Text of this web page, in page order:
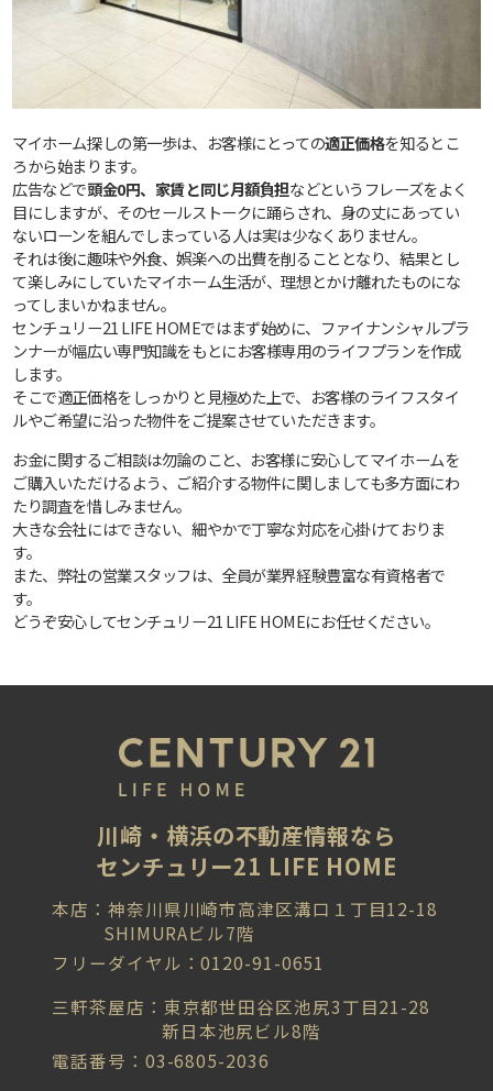
マイホーム探しの第一歩は、お客様にとっての適正価格を知るとこ
ろから始まります。
広告などで頭金0円、家賃と同じ月額負担などというフレーズをよく
目にしますが、そのセールストークに踊らされ、身の丈にあってい
ないローンを組んでしまっている人は実は少なくありません。
それは後に趣味や外食、娯楽への出費を削ることとなり、結果とし
て楽しみにしていたマイホーム生活が、理想とかけ離れたものにな
ってしまいかねません。
センチュリー21 LIFE HOMEではまず始めに、ファイナンシャルプラ
ンナーが幅広い専門知識をもとにお客様専用のライフプランを作成
します。
そこで適正価格をしっかりと見極めた上で、お客様のライフスタイ
ルやご希望に沿った物件をご提案させていただきます。
お金に関するご相談は勿論のこと、お客様に安心してマイホームを
ご購入いただけるよう、ご紹介する物件に関しましても多方面にわ
たり調査を惜しみません。
大きな会社にはできない、細やかで丁寧な対応を心掛けておりま
す。
また、弊社の営業スタッフは、全員が業界経験豊富な有資格者で
す。
どうぞ安心してセンチュリー21 LIFE HOMEにお任せください。
川崎・横浜の不動産情報なら
センチュリー21 LIFE HOME
本店：神奈川県川崎市高津区溝口１丁目12-18
SHIMURAビル7階
フリーダイヤル：0120-91-0651
三軒茶屋店：東京都世田谷区池尻3丁目21-28
新日本池尻ビル8階
電話番号：03-6805-2036